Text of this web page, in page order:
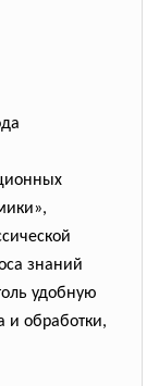
знаний
удобную
и обработки,